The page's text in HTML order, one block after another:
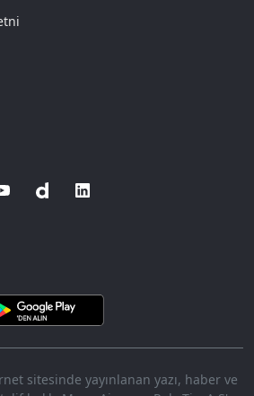
sitesinde yayınlanan yazı, haber ve